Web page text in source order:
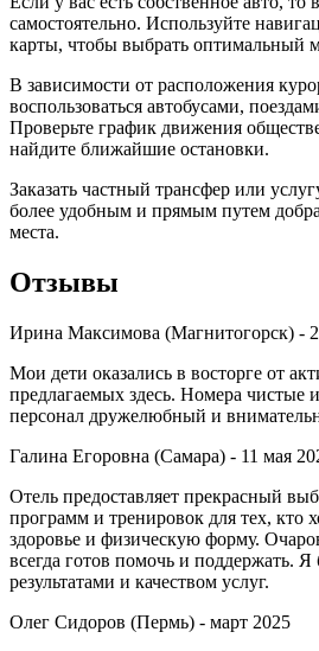
самостоятельно. Используйте
карты, чтобы выбрать оптимальный
В зависимости от расположения
воспользоваться автобусами,
Проверьте график движения
найдите ближайшие остановки.
Заказать частный трансфер или
более удобным и прямым путем
места.
Отзывы
Ирина Максимова (Магнитогорск) -
Мои дети оказались в восторге от
предлагаемых здесь. Номера чистые
персонал дружелюбный и
Галина Егоровна (Самара) - 11 мая
Отель предоставляет прекрасный
программ и тренировок для тех, кто
здоровье и физическую форму.
всегда готов помочь и поддержать.
результатами и качеством услуг.
Олег Сидоров (Пермь) - март 2025